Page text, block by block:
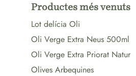
Productes més venuts
Lot delícia Oli
Oli Verge Extra Neus 500ml
Oli Verge Extra Priorat Natur
Olives Arbequines